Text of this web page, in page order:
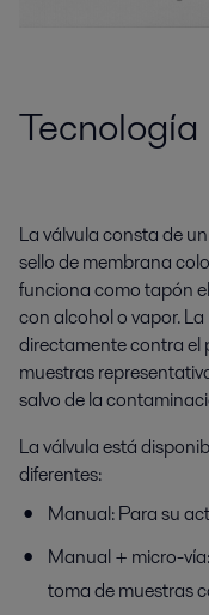
Tecnología
La válvula consta de
sello de membrana
funciona como tapón
con alcohol o vapor.
directamente contra
muestras
salvo de la
La válvula está
diferentes:
Manual: Para su
Manual + micro-
toma de muestras